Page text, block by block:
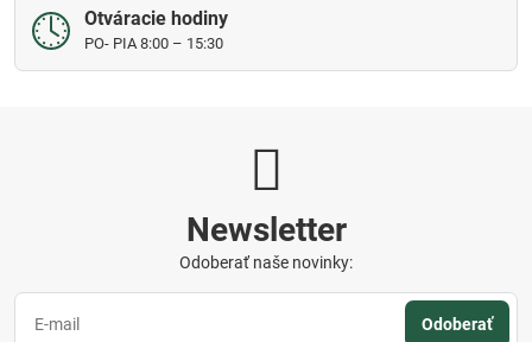
Otváracie hodiny
PO- PIA 8:00 – 15:30
Newsletter
Odoberať naše novinky:
Odoberať